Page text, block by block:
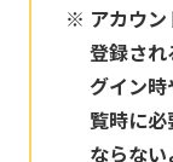
アカウ
登録さ
グイン
覧時に
ならない